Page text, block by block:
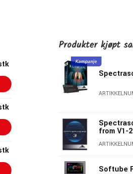
gjennom hans tilpassede
timestretch/pitch shift og
Produkter kjøpt
from V1-
Softube